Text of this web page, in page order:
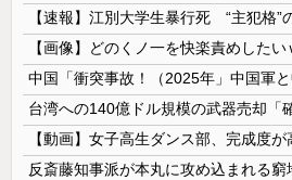
【画像】どのくノ一を快楽責めしたい